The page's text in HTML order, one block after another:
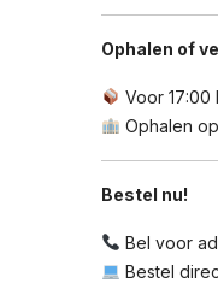
Ophalen of
Voor
Ophalen
Bestel nu!
Bel voor
Bestel